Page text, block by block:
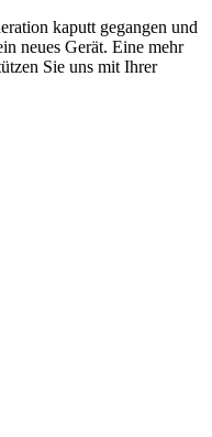
kaputt gegangen und
neues Gerät. Eine mehr
Sie uns mit Ihrer